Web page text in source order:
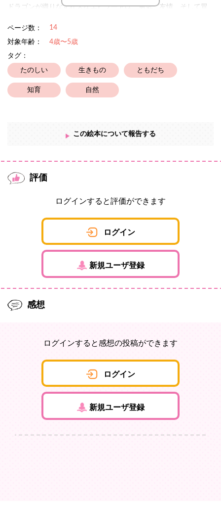
ドラゴンが織りなす壮大なエピソードは、勇気、友情、そして冒
男の子たちは、このドラゴンたちの物語を通じて、自分も壮大な
最強のドラゴンたちがあなたを待っています！
さあ、ページをめくって、彼らの世界に飛び込みましょう！
ページ数： 14
対象年齢：
4歳〜5歳
タグ：
たのしい 生きもの ともだち
知育 自然
この絵本について報告する
評価
ログインすると評価ができます
ログイン
新規ユーザ登録
感想
ログインすると感想の投稿ができます
ログイン
新規ユーザ登録